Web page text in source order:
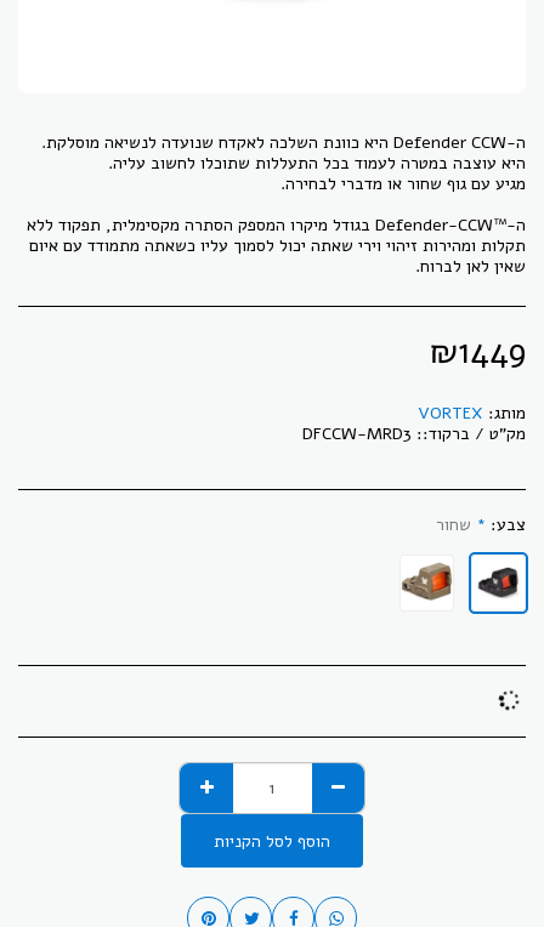
ה-Defender-CCW™‎ בגודל מיקרו המספק הסתרה מקסימלית, תפקוד ללא
תקלות ומהירות זיהוי וירי שאתה יכול לסמוך עליו כשאתה מתמודד עם איום
שאין לאן לברוח.
₪1449
מותג: VORTEX
מק"ט / ברקוד:: DFCCW-MRD3
צבע: * שחור
הוסף לסל הקניות